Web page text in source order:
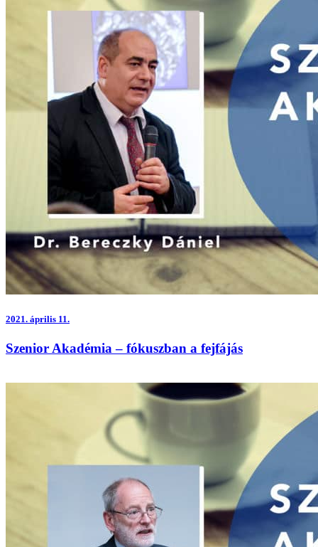
2021. április 11.
Szenior Akadémia – fókuszban a fejfájás